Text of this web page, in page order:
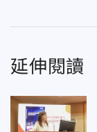
延伸閱讀